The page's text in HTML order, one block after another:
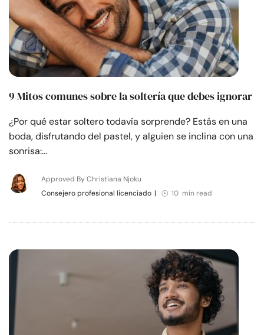
Encuentra un terapeuta
Idioma ES
Sobre nosotros Contáctanos Escríbenos
Publicidad con
© Copyright 2026. Todos los derechos reservados.
9 Mitos comunes sobre la soltería que debes ignorar
¿Por qué estar soltero todavía sorprende? Estás en una
boda, disfrutando del pastel, y alguien se inclina con una
sonrisa:…
Approved By Christiana Njoku
Consejero profesional licenciado | 10 min read